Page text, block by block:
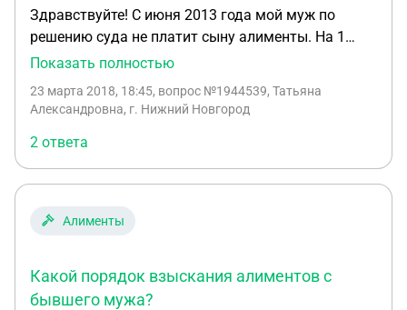
Здравствуйте! С июня 2013 года мой муж по
решению суда не платит сыну алименты. На 1
февраля 2018 года муж должен мне алименты на
Могу ли я взыскать с него эту сумму в суде?
ставить пристава в известность? Спасибо.
Показать полностью
23 марта 2018, 18:45, вопрос №1944539, Татьяна
Александровна, г. Нижний Новгород
2 ответа
Алименты
Какой порядок взыскания алиментов с
бывшего мужа?